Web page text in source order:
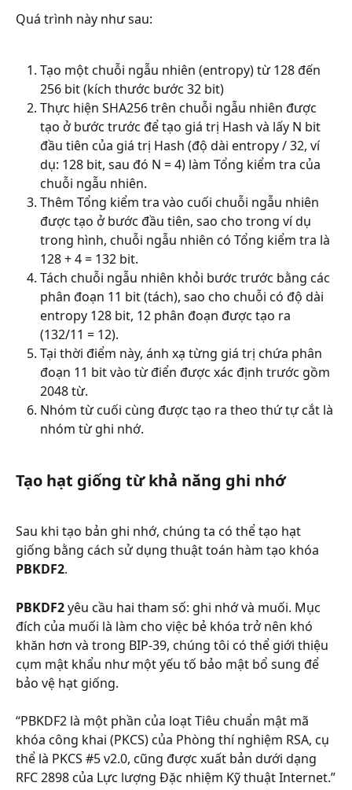
Quá trình này như sau:
Tạo một chuỗi ngẫu nhiên (entropy) từ 128 đến
256 bit (kích thước bước 32 bit)
Thực hiện SHA256 trên chuỗi ngẫu nhiên được
tạo ở bước trước để tạo giá trị Hash và lấy N bit
đầu tiên của giá trị Hash (độ dài entropy / 32, ví
dụ: 128 bit, sau đó N = 4) làm Tổng kiểm tra của
chuỗi ngẫu nhiên.
Thêm Tổng kiểm tra vào cuối chuỗi ngẫu nhiên
được tạo ở bước đầu tiên, sao cho trong ví dụ
trong hình, chuỗi ngẫu nhiên có Tổng kiểm tra là
128 + 4 = 132 bit.
Tách chuỗi ngẫu nhiên khỏi bước trước bằng các
phân đoạn 11 bit (tách), sao cho chuỗi có độ dài
entropy 128 bit, 12 phân đoạn được tạo ra
(132/11 = 12).
Tại thời điểm này, ánh xạ từng giá trị chứa phân
đoạn 11 bit vào từ điển được xác định trước gồm
2048 từ.
Nhóm từ cuối cùng được tạo ra theo thứ tự cắt là
nhóm từ ghi nhớ.
Tạo hạt giống từ khả năng ghi nhớ
Sau khi tạo bản ghi nhớ, chúng ta có thể tạo hạt
giống bằng cách sử dụng thuật toán hàm tạo khóa
PBKDF2.
PBKDF2 yêu cầu hai tham số: ghi nhớ và muối. Mục
đích của muối là làm cho việc bẻ khóa trở nên khó
khăn hơn và trong BIP-39, chúng tôi có thể giới thiệu
cụm mật khẩu như một yếu tố bảo mật bổ sung để
bảo vệ hạt giống.
“PBKDF2 là một phần của loạt Tiêu chuẩn mật mã
khóa công khai (PKCS) của Phòng thí nghiệm RSA, cụ
thể là PKCS #5 v2.0, cũng được xuất bản dưới dạng
RFC 2898 của Lực lượng Đặc nhiệm Kỹ thuật Internet.”